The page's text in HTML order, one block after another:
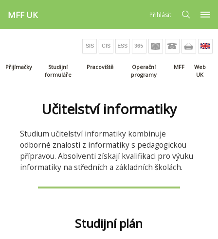
MFF UK Přihlásit
Přijímačky
Studijní
formuláře
Pracoviště
Operační
programy
MFF
Web
UK
Učitelství informatiky
Studium učitelství informatiky kombinuje
odborné znalosti z informatiky s pedagogickou
přípravou. Absolventi získají kvalifikaci pro výuku
informatiky na středních a základních školách.
Studijní plán